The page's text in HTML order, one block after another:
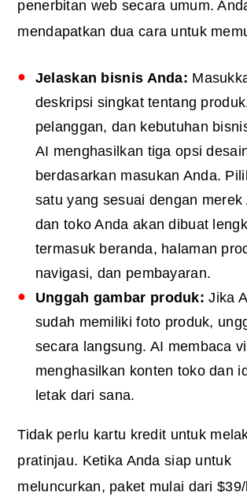
penerbitan web secara umum.
mendapatkan dua cara untuk
Jelaskan bisnis Anda:
deskripsi singkat tentang
pelanggan, dan kebutuhan
AI menghasilkan tiga opsi
berdasarkan masukan Anda.
satu yang sesuai dengan merek
dan toko Anda akan dibuat
termasuk beranda, halaman
navigasi, dan pembayaran.
Unggah gambar produk: Jika
sudah memiliki foto produk,
secara langsung. AI membaca
menghasilkan konten toko dan
letak dari sana.
Tidak perlu kartu kredit untuk
pratinjau. Ketika Anda siap untuk
meluncurkan, paket mulai dari